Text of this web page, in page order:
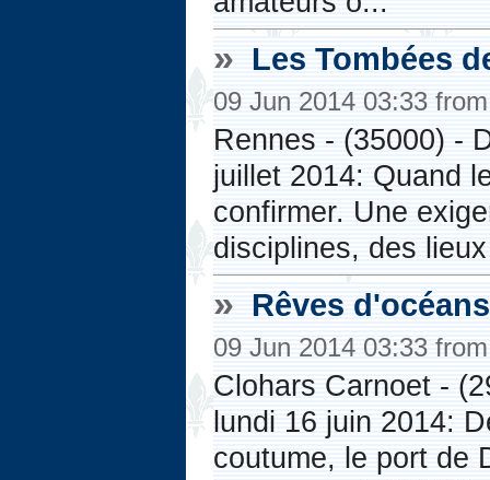
» Les Tombées
09 Jun 2014 03:33
Rennes - (35000) -
juillet 2014: Quand
confirmer. Une
disciplines, des
» Rêves
09 Jun 2014 03:33
Clohars Carnoet -
lundi 16 juin 2014:
coutume, le port de